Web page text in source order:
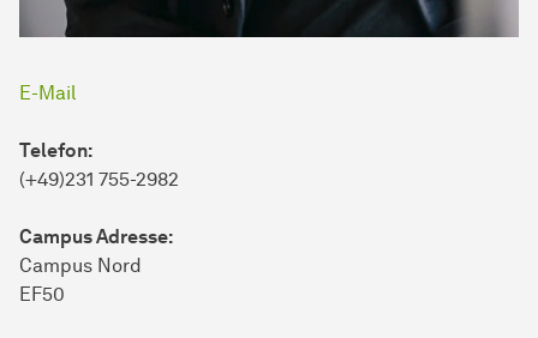
E-Mail
Telefon:
(+49)231 755-2982
Campus Adresse:
Campus Nord
EF50